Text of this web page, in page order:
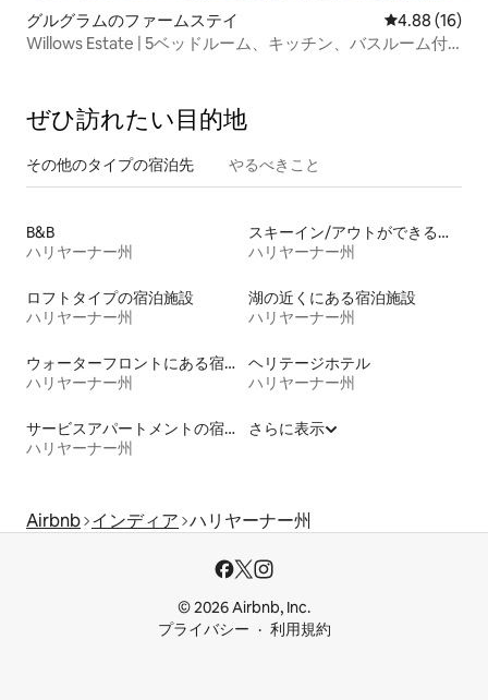
グルグラムのファームステイ レビュー16
4.88 (16)
Willows Estate | 5ベッドルーム、キッチン、バスルーム付
ぜひ訪⁠れ⁠た⁠い目⁠的⁠地
その他のタ⁠イ⁠プ⁠の宿⁠泊⁠先 やるべきこと
B&B
ハリヤーナー州
スキーイン/アウトができる宿泊先
ハリヤーナー州
ロフトタイプの宿泊施設
ハリヤーナー州
湖の近くにある宿泊施設
ハリヤーナー州
ウォーターフロントにある宿泊施設
ハリヤーナー州
ヘリテージホテル
ハリヤーナー州
サービスアパートメントの宿泊施設
ハリヤーナー州
さらに表示
Airbnb インディア ハリヤーナー州
© 2026 Airbnb, Inc.
プライバシー
利用規約